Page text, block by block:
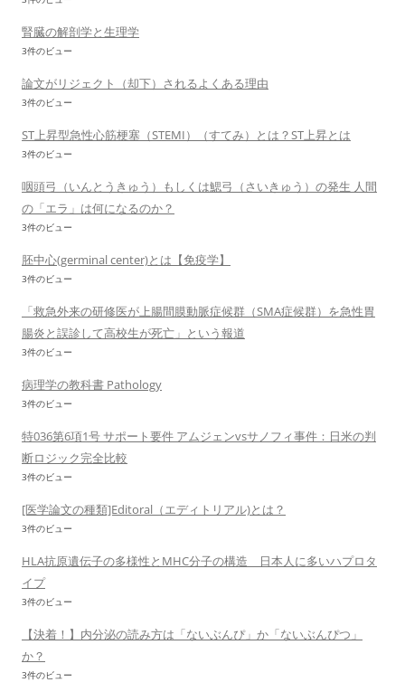
腎臓の解剖学と生理学
3件のビュー
論文がリジェクト（却下）されるよくある理由
3件のビュー
ST上昇型急性心筋梗塞（STEMI）（すてみ）とは？ST上昇とは
3件のビュー
咽頭弓（いんとうきゅう）もしくは鰓弓（さいきゅう）の発生 人間
の「エラ」は何になるのか？
3件のビュー
胚中心(germinal center)とは【免疫学】
3件のビュー
「救急外来の研修医が上腸間膜動脈症候群（SMA症候群）を急性胃
腸炎と誤診して高校生が死亡」という報道
3件のビュー
病理学の教科書 Pathology
3件のビュー
特036第6項1号 サポート要件 アムジェンvsサノフィ事件：日米の判
断ロジック完全比較
3件のビュー
[医学論文の種類]Editoral（エディトリアル)とは？
3件のビュー
HLA抗原遺伝子の多様性とMHC分子の構造 日本人に多いハプロタ
イプ
3件のビュー
【決着！】内分泌の読み方は「ないぶんぴ」か「ないぶんぴつ」
か？
3件のビュー